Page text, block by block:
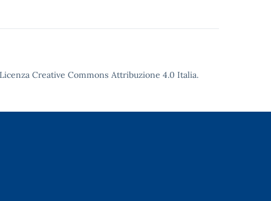
Licenza Creative Commons Attribuzione 4.0 Italia.